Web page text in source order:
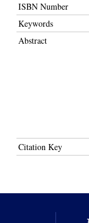
ISBN Number
Keywords
Abstract
Citation Key